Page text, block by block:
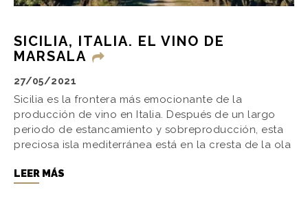
SICILIA, ITALIA. EL VINO DE
MARSALA
27/05/2021
Sicilia es la frontera más emocionante de la
producción de vino en Italia. Después de un largo
periodo de estancamiento y sobreproducción, esta
preciosa isla mediterránea está en la cresta de la ola
LEER MÁS